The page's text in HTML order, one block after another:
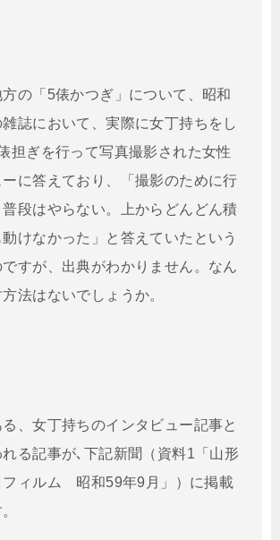
の「5俵かつぎ」について、昭和
誌において、実際に女丁持ちをし
担ぎを行って写真撮影された女性
に答えており、「撮影のために行
段はやらない。上からどんどん積
けなかった」と答えていたという
すが、出典がわかりません。なん
法はないでしょうか。
、女丁持ちのインタビュー記事と
る記事が､下記新聞（資料1「山形
フィルム 昭和59年9月」）に掲載